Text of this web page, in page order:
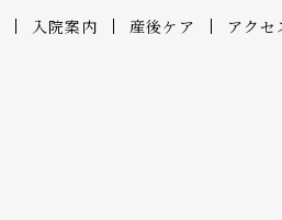
入院案内 産後ケア アクセ